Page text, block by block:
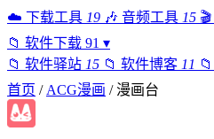
☁️ 下载工具 19 🎶 音频工具 15 🎬
📁 软件下载 91 ▾
📁 软件驿站 15 📁 软件博客 11 📁
首页 / ACG漫画 / 漫画台